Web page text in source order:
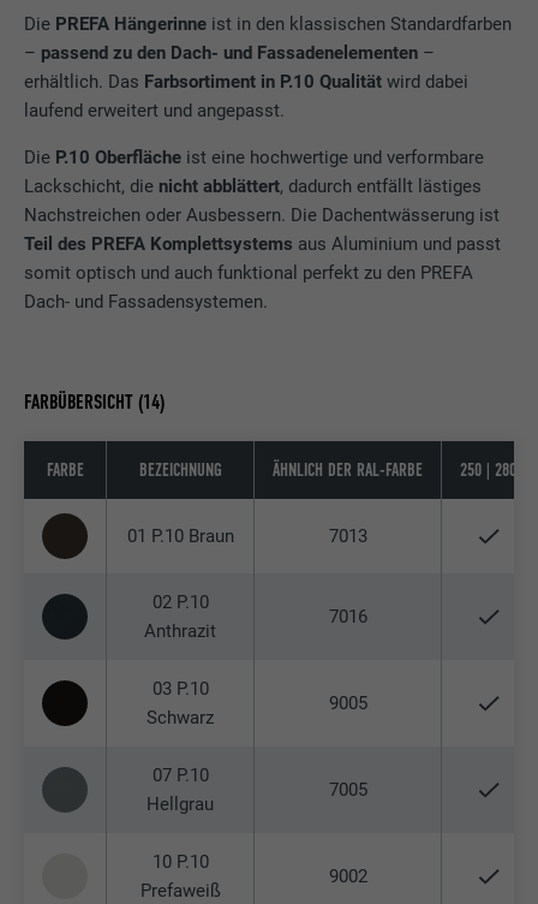
Die PREFA Hängerinne ist in den klassischen Standardfarben
– passend zu den Dach- und Fassadenelementen –
erhältlich. Das Farbsortiment in P.10 Qualität wird dabei
laufend erweitert und angepasst.
Die P.10 Oberfläche ist eine hochwertige und verformbare
Lackschicht, die nicht abblättert, dadurch entfällt lästiges
Nachstreichen oder Ausbessern. Die Dachentwässerung ist
Teil des PREFA Komplettsystems aus Aluminium und passt
somit optisch und auch funktional perfekt zu den PREFA
Dach- und Fassadensystemen.
FARBÜBERSICHT (14)
FARBE BEZEICHNUNG ÄHNLICH DER RAL-FARBE 250 | 280
01 P.10 Braun 7013
02 P.10
Anthrazit
7016
03 P.10
Schwarz
9005
07 P.10
Hellgrau
7005
10 P.10
Prefaweiß
9002